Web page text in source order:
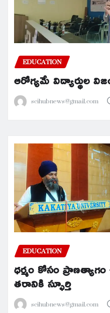
EDUCATION
ఆరోగ్యమే విద్యార్థుల
scihubnews@gmail.com
EDUCATION
ధర్మం కోసం
తరానికి స్ఫూర్తి
scihubnews@gmail.com